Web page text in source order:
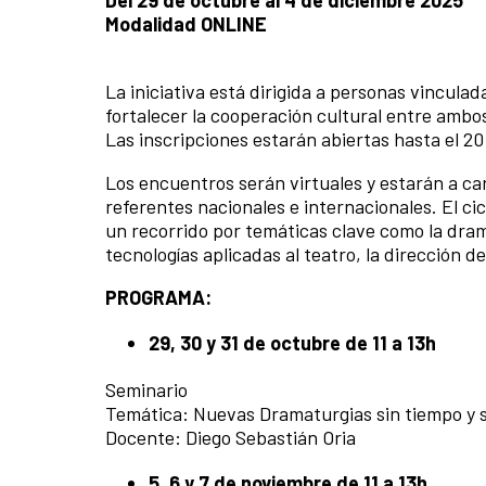
Modalidad ONLINE
La iniciativa está dirigida a personas
fortalecer la cooperación cultural entre
Las inscripciones estarán abiertas hasta el
Los encuentros serán virtuales y estarán a
referentes nacionales e internacionales. El
un recorrido por temáticas clave como la
tecnologías aplicadas al teatro, la dirección
PROGRAMA:
29, 30 y 31 de octubre de 11 a 13h
Seminario
Temática: Nuevas Dramaturgias sin tiempo y
Docente: Diego Sebastián Oria